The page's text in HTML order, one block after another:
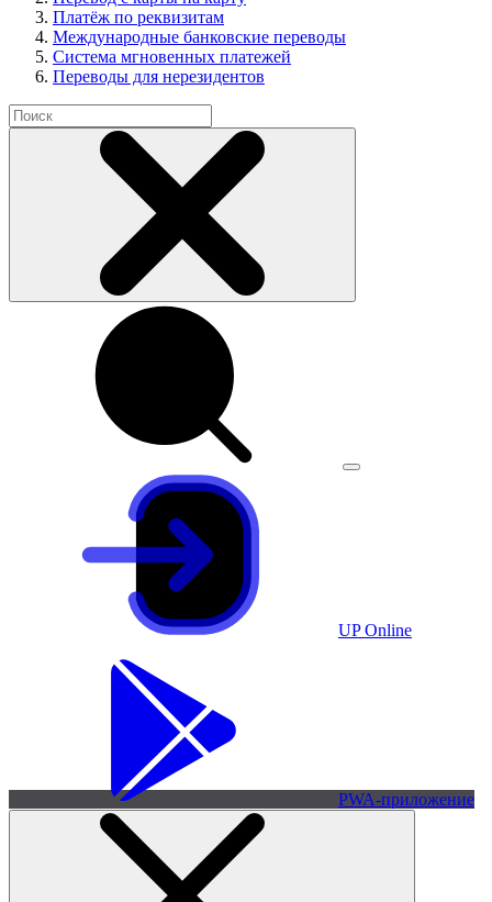
Платёж по реквизитам
Международные банковские переводы
Система мгновенных платежей
Переводы для нерезидентов
UP Online
PWA-приложение